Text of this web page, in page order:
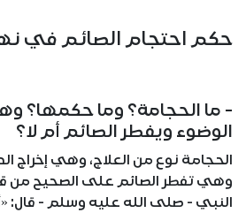
حكم احتجام الصائم في
- ما الحجامة؟ وما حكمها؟
الوضوء ويفطر الصائم أم لا؟
الحجامة نوع من العلاج، وهي إخراج
وهي تفطر الصائم على الصحيح من
النبي - صلى الله عليه وسلم - قال: